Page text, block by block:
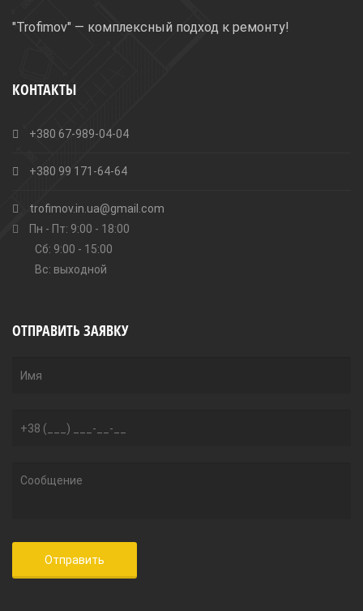
"Trofimov" — комплексный подход к ремонту!
КОНТАКТЫ
+380 67-989-04-04
+380 99 171-64-64
trofimov.in.ua@gmail.com
Пн - Пт: 9:00 - 18:00
Сб: 9:00 - 15:00
Вс: выходной
ОТПРАВИТЬ ЗАЯВКУ